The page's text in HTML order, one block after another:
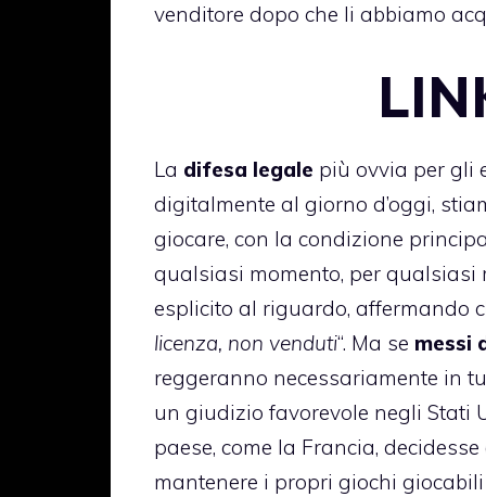
venditore dopo che li abbiamo
La difesa legale più ovvia per gli
digitalmente al giorno d’oggi,
giocare, con la condizione
qualsiasi momento, per qualsiasi
esplicito al riguardo, affermando
licenza, non venduti“. Ma se messi
reggeranno necessariamente in
un giudizio favorevole negli Stati
paese, come la Francia,
mantenere i propri giochi